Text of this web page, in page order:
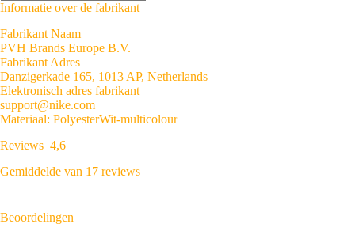
Informatie over de fabrikant
Fabrikant Naam
PVH Brands Europe B.V.
Fabrikant Adres
Danzigerkade 165, 1013 AP, Netherlands
Elektronisch adres fabrikant
support@nike.com
Materiaal: PolyesterWit-multicolour
Reviews 4,6
Gemiddelde van 17 reviews
Beoordelingen